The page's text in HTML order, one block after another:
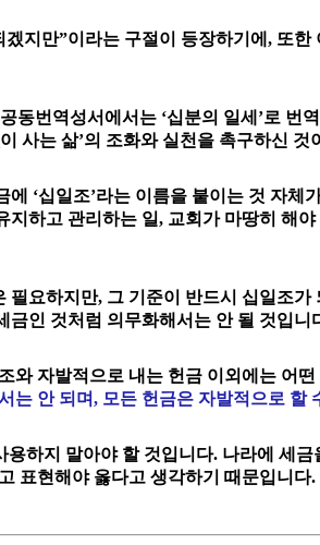
지만”이라는 구절이 등장하기에, 또
동번역성서에서는 ‘십분의 일세’로
사는 삶’의 조화와 실천을 촉구하신
‘십일조’라는 이름을 붙이는 것 자
하고 관리하는 일, 교회가 마땅히 해
요하지만, 그 기준이 반드시 십일조가
금인 것처럼 의무화해서는 안 될 것입니
와 자발적으로 내는 헌금 이외에는 어
는 안 되며, 모든 헌금은 자발적으로 할
하지 말아야 할 것입니다. 나라에 세
표현해야 옳다고 생각하기 때문입니다.